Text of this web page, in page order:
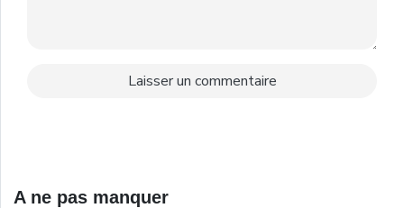
A ne pas manquer